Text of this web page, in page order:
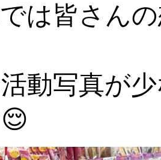
は皆さん
動写真が